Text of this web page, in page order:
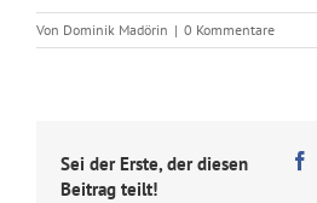
Von Dominik Madörin | 0 Kommentare
Sei der Erste, der diesen
Beitrag teilt!